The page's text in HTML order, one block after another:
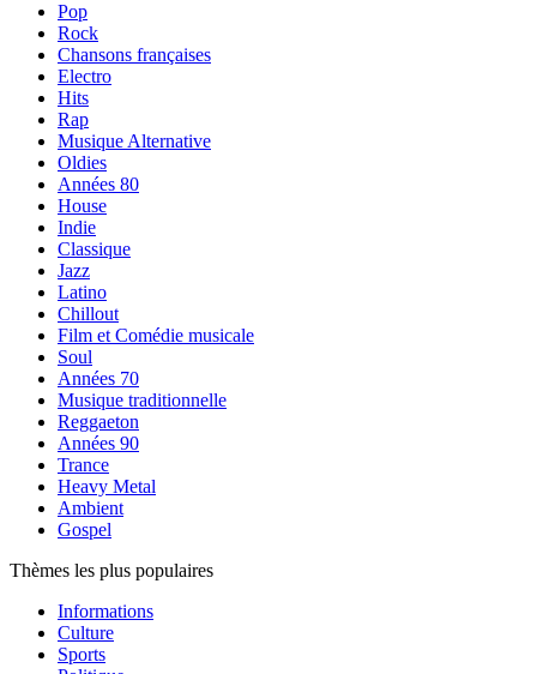
Pop
Rock
Chansons françaises
Electro
Hits
Rap
Musique Alternative
Oldies
Années 80
House
Indie
Classique
Jazz
Latino
Chillout
Film et Comédie musicale
Soul
Années 70
Musique traditionnelle
Reggaeton
Années 90
Trance
Heavy Metal
Ambient
Gospel
Thèmes les plus populaires
Informations
Culture
Sports